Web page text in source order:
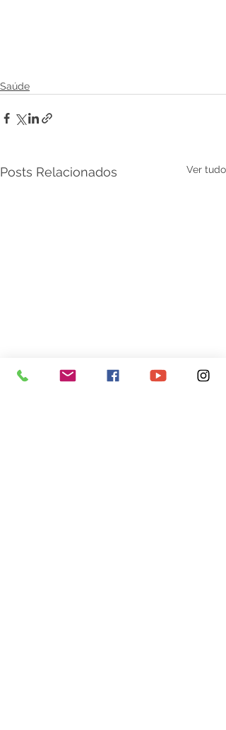
Saúde
Posts Relacionados Ver tudo